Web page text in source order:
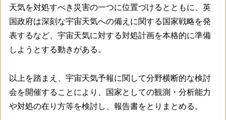
天気を対処すべき災害の一つに位置づけるとともに、英
国政府は深刻な宇宙天気への備えに関する国家戦略を発
表するなど、宇宙天気に対する対処計画を本格的に準備
しようとする動きがある。
以上を踏まえ、宇宙天気予報に関して分野横断的な検討
会を開催することにより、国家としての観測・分析能力
や対処の在り方等を検討し、報告書をとりまとめる。